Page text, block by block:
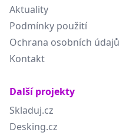
Aktuality
Podmínky použití
Ochrana osobních údajů
Kontakt
Další projekty
Skladuj.cz
Desking.cz